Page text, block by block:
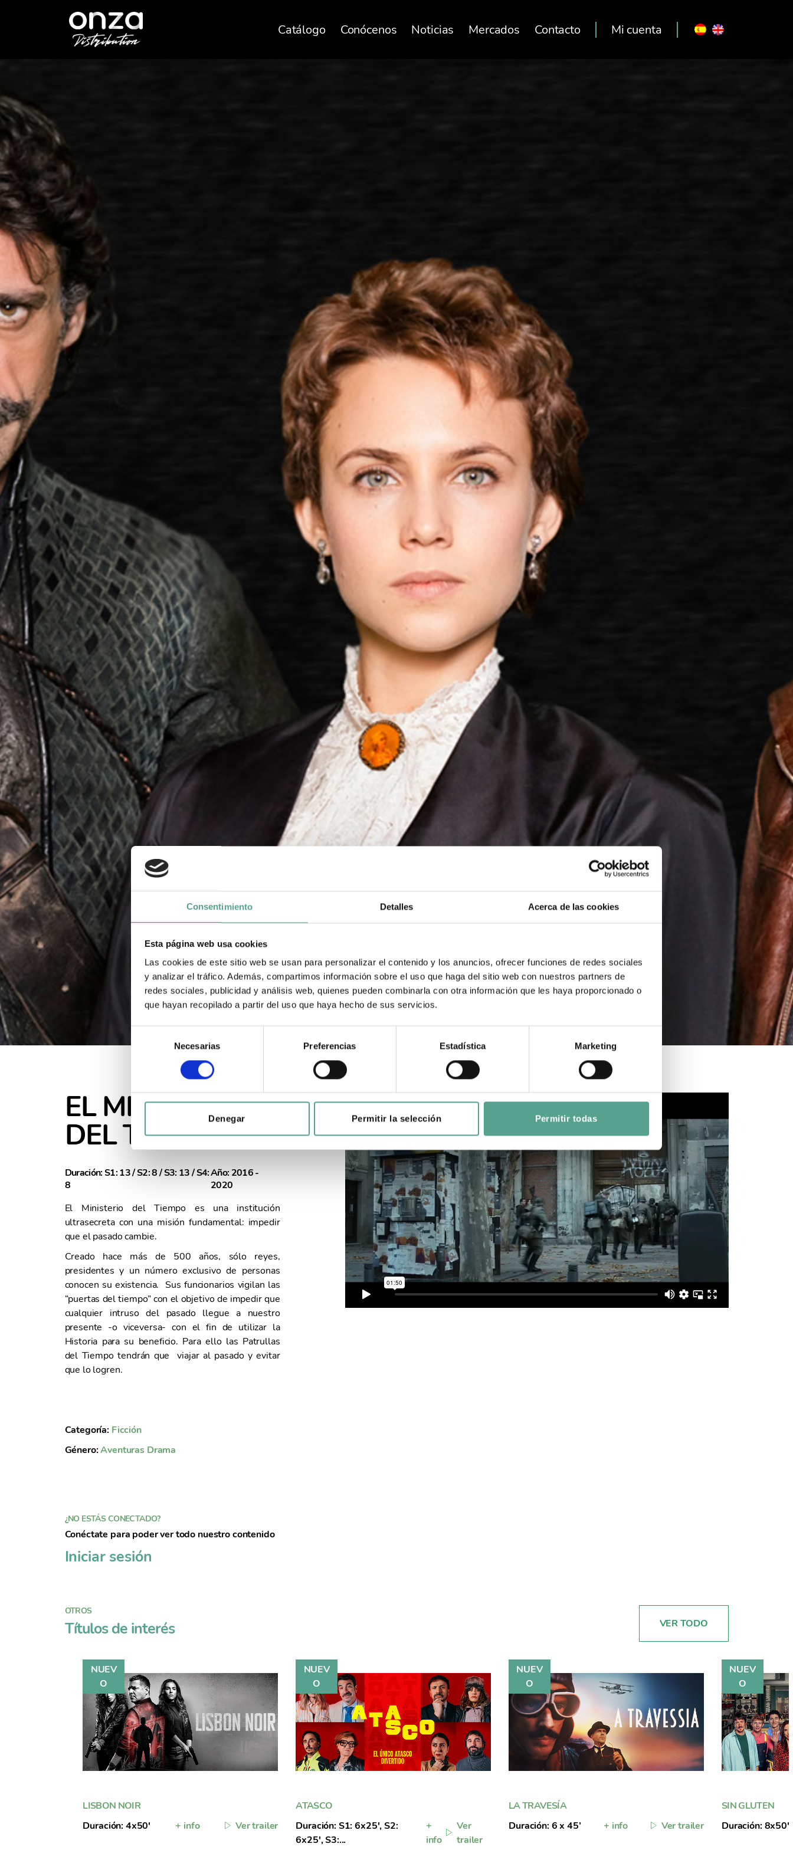
Consentimiento Detalles Acerca de las cookies
Esta página web usa cookies
Las cookies de este sitio web se usan para personalizar el contenido y los anuncios, ofrecer funciones de redes sociales
y analizar el tráfico. Además, compartimos información sobre el uso que haga del sitio web con nuestros partners de
redes sociales, publicidad y análisis web, quienes pueden combinarla con otra información que les haya proporcionado o
que hayan recopilado a partir del uso que haya hecho de sus servicios.
e
i
n
e
n
t
i
m
i
e
n
t
Necesarias Preferencias Estadística Marketing
Denegar Permitir la selección Permitir todas
Catálogo Conócenos Noticias Mercados Contacto Mi cuenta
EL MINISTERIO
DEL TIEMPO
Duración: S1: 13 / S2: 8 / S3: 13 / S4:
8
Año: 2016 -
2020
El Ministerio del Tiempo es una institución
ultrasecreta con una misión fundamental: impedir
que el pasado cambie.
Creado hace más de 500 años, sólo reyes,
presidentes y un número exclusivo de personas
conocen su existencia. Sus funcionarios vigilan las
“puertas del tiempo” con el objetivo de impedir que
cualquier intruso del pasado llegue a nuestro
presente -o viceversa- con el fin de utilizar la
Historia para su beneficio. Para ello las Patrullas
del Tiempo tendrán que viajar al pasado y evitar
que lo logren.
Categoría: Ficción
Género:Aventuras Drama
¿NO ESTÁS CONECTADO?
Conéctate para poder ver todo nuestro contenido
Iniciar sesión
OTROS
Títulos de interés VER TODO
LISBON NOIR
Duración: 4x50'
+ info Ver trailer
ATASCO
Duración: S1: 6x25', S2:
6x25', S3:...
+
info
Ver
trailer
LA TRAVESÍA
Duración: 6 x 45’
+ info Ver trailer
SIN GLUTEN
Duración: 8x50'